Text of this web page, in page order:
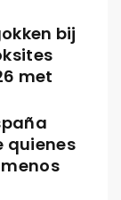
bij
met
quienes